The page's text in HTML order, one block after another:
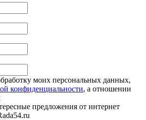
моих персональных данных,
конфиденциальности, а отношении
предложения от интернет